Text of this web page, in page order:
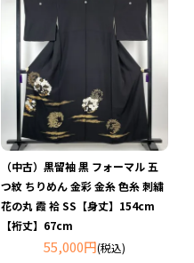
（中古）黒留袖 黒 フォーマル 五
つ紋 ちりめん 金彩 金糸 色糸 刺繍
花の丸 霞 袷 SS【身丈】154cm
【裄丈】67cm
55,000円(税込)